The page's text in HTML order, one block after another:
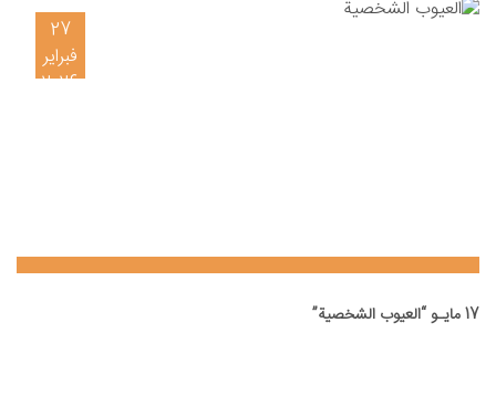
27
فبراير
2026
17 مايـو “العيوب الشخصية”